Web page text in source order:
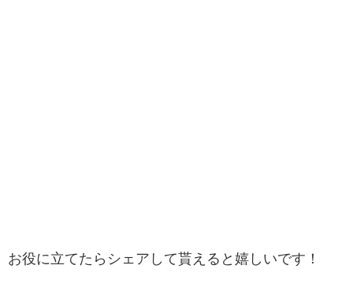
お役に立てたらシェアして貰えると嬉しいです！